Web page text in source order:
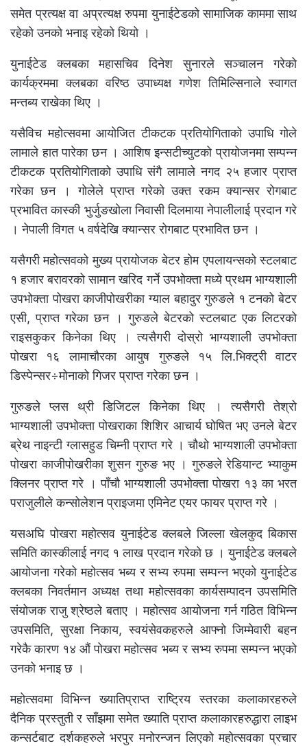
समेत प्रत्यक्ष वा अप्रत्यक्ष रुपमा युनाईटेडको सामाजिक काममा साथ
रहेको उनको भनाइ रहेको थियो ।
युनाईटेड क्लबका महासचिव दिनेश सुनारले सञ्चालन गरेको
कार्यक्रममा क्लबका वरिष्ठ उपाध्यक्ष गणेश तिमिल्सिनाले स्वागत
मन्तब्य राखेका थिए ।
यसैविच महोत्सवमा आयोजित टीकटक प्रतियोगिताको उपाधि गोले
लामाले हात पारेका छन । आशिष इन्सटीच्युटको प्रायोजनमा सम्पन्न
टीकटक प्रतियोगिताको उपाधि संगै लामाले नगद २५ हजार प्राप्त
गरेका छन । गोलेले प्राप्त गरेको उक्त रकम क्यान्सर रोगबाट
प्रभावित कास्की भुर्जुङखोला निवासी दिलमाया नेपालीलाई प्रदान गरे
। नेपाली विगत ५ वर्षदेखि क्यान्सर रोगबाट प्रभावित छन ।
यसैगरी महोत्सवको मुख्य प्रायोजक बेटर होम एपलायन्सको स्टलबाट
१ हजार बरावरको सामान खरिद गर्ने उपभोक्ता मध्ये प्रथम भाग्यशाली
उपभोक्ता पोखरा काजीपोखरीका ग्याल बहादुर गुरुङले १ टनको बेटर
एसी, प्राप्त गरेका छन । गुरुङले बेटरको स्टलबाट एक लिटरको
राइसकुकर किनेका थिए । त्यसैगरी दोस्रो भाग्यशाली उपभोक्ता
पोखरा १६ लामाचौरका आयुष गुरुङले १५ लि.भिक्ट्री वाटर
डिस्पेन्सर÷मोनाको गिजर प्राप्त गरेका छन ।
गुरुङले प्लस थ्री डिजिटल किनेका थिए । त्यसैगरी तेश्रो
भाग्यशाली उपभोक्ता पोखराका शिशिर आचार्य घोषित भए उनले बेटर
ब्रेथ नाइन्टी ग्लासहुड चिम्नी प्राप्त गरे । चौथो भाग्यशाली उपभोक्ता
पोखरा काजीपोखरीका शुसन गुरुङ भए । गुरुङले रेडियान्ट भ्याकुम
क्लिनर प्राप्त गरे । पाँचौ भाग्यशाली उपभोक्ता पोखरा १३ का भरत
पराजुलीले कन्सोलेशन प्राइजमा एमिनेट एयर फायर प्राप्त गरे ।
यसअघि पोखरा महोत्सव युनाईटेड क्लबले जिल्ला खेलकुद बिकास
समिति कास्कीलाई नगद १ लाख प्रदान गरेको छ । युनाईटेड क्लबले
आयोजना गरेको महोत्सव भब्य र सभ्य रुपमा सम्पन्न भएको युनाईटेड
क्लबका निवर्तमान अध्यक्ष तथा महोत्सवका कार्यसम्पादन उपसमिति
संयोजक राजु श्रेष्ठले बताए । महोत्सव आयोजना गर्न गठित विभिन्न
उपसमिति, सुरक्षा निकाय, स्वयंसेवकहरुले आफ्नो जिम्मेवारी बहन
गरेकै कारण १४ औं पोखरा महोत्सव भब्य र सभ्य रुपमा सम्पन्न भएको
उनको भनाइ छ ।
महोत्सवमा विभिन्न ख्यातिप्राप्त राष्ट्रिय स्तरका कलाकारहरुले
दैनिक प्रस्तुती र साँझमा समेत ख्याति प्राप्त कलाकारहरुद्धारा लाइभ
कन्सर्टबाट दर्शकहरुले भरपुर मनोरन्जन लिएको महोत्सवका प्रचार